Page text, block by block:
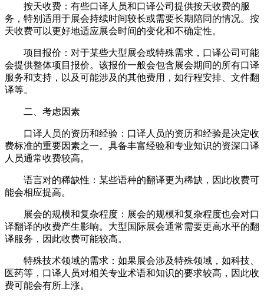
按天收费：有些口译人员和口译公司提供按天收费的服
务，特别适用于展会持续时间较长或需要长期陪同的情况。按
天收费可以更好地适应展会时间的变化和不确定性。
项目报价：对于某些大型展会或特殊需求，口译公司可能
会提供整体项目报价。该报价一般会包含展会期间的所有口译
服务和支持，以及可能涉及的其他费用，如行程安排、文件翻
译等。
二、考虑因素
口译人员的资历和经验：口译人员的资历和经验是决定收
费标准的重要因素之一。具备丰富经验和专业知识的资深口译
人员通常收费较高。
语言对的稀缺性：某些语种的翻译更为稀缺，因此收费可
能会相应提高。
展会的规模和复杂程度：展会的规模和复杂程度也会对口
译翻译的收费产生影响。大型国际展会通常需要更高水平的翻
译服务，因此收费可能较高。
特殊技术领域的需求：如果展会涉及特殊领域，如科技、
医药等，口译人员对相关专业术语和知识的要求较高，因此收
费可能会有所上涨。